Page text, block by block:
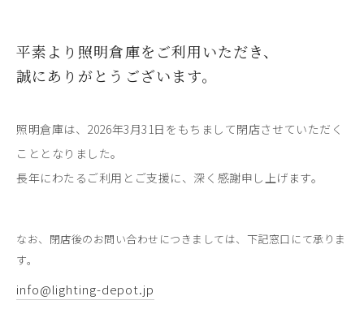
平素より照明倉庫をご利用いただき、
誠にありがとうございます。
照明倉庫は、2026年3月31日をもちまして閉店させていただく
こととなりました。
長年にわたるご利用とご支援に、深く感謝申し上げます。
なお、閉店後のお問い合わせにつきましては、下記窓口にて承りま
す。
info@lighting-depot.jp